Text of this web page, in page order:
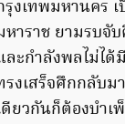
รุงเทพมหานคร
หาราช ยามรบจั
ละกำลังพลไม่ได้
รงเสร็จศึกกลับ
ดียวกันก็ต้องบำ